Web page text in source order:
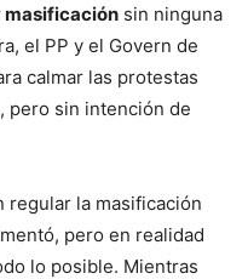
masificación sin ninguna
el PP y el Govern de
calmar las protestas
pero sin intención de
regular la masificación
pero en realidad
lo posible. Mientras